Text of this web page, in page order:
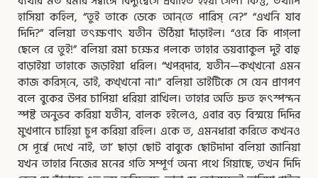
হাসিয়া কহিল, “তুই তাকে ডেকে আন্‌তে পারিস্ নে?” “এখনি যাব
দিদি?” বলিয়া তৎক্ষণাৎ যতীন উঠিয়া দাঁড়াইল। “ওরে কি পাগ্‌লা
ছেলে রে তুই!” বলিয়া রমা চক্ষের পলকে তাহার ভয়ব্যাকুল দুই বাহু
বাড়াইয়া তাহাকে জড়াইয়া ধরিল। “খপর্‌দার, যতীন—কখ্‌খনো এমন
কাজ করিস্‌নে, ভাই, কখ্‌খনো না।” বলিয়া ভাইটিকে সে যেন প্রাণপণ
বলে বুকের উপর চাপিয়া ধরিয়া রাখিল। তাহার অতি দ্রুত হৃৎস্পন্দন
স্পষ্ট অনুভব করিয়া যতীন, বালক হইলেও, এবার বড় বিস্ময়ে দিদির
মুখপানে চাহিয়া চুপ করিয়া রহিল। একে ত, এমনধারা করিতে কখনও
সে পূর্ব্বে দেখে নাই, তা’ ছাড়া ছোট বাবুকে ছোটদাদা বলিয়া জানিয়া
যখন তাহার নিজের মনের গতি সম্পূর্ণ অন্য পথে গিয়াছে, তখন দিদি